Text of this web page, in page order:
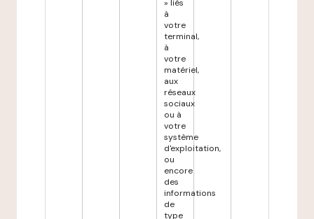
» liés
à
votre
terminal,
à
votre
matériel,
aux
réseaux
sociaux
ou à
votre
système
d'exploitation,
ou
encore
des
informations
de
type